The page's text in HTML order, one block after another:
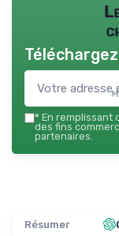
* En remplissant
des fins
partenaires.
Résumer